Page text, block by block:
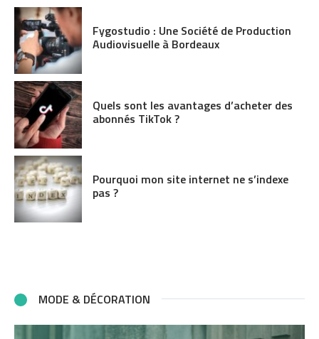
Fygostudio : Une Société de Production
Audiovisuelle à Bordeaux
Quels sont les avantages d’acheter des
abonnés TikTok ?
Pourquoi mon site internet ne s’indexe
pas ?
MODE & DÉCORATION